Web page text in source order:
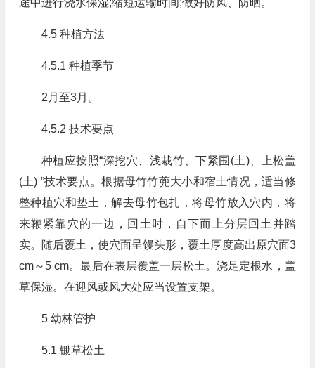
途中进行浇水保湿;缩短运输时间;做好防风、防晒。
4.5 种植方法
4.5.1 种植季节
2月至3月。
4.5.2 技术要点
种植应按照“深挖穴、浅栽竹、下紧围(土)、上松盖
(土) ”技术要点。根据母竹竹蔸大小和宿土情况，适当修
整种植穴和垫土，解去母竹包扎，将母竹放入穴内，将
来鞭紧靠穴的一边，回土时，自下而上分层回土并踏
实。随后覆土，使穴面呈馒头形，覆土厚度高出原穴面3
cm～5 cm。最后在表层覆盖一层松土。浇足定根水，盖
草保湿。在迎风或风大处应当设置支架。
5 幼林管护
5.1 锄草松土